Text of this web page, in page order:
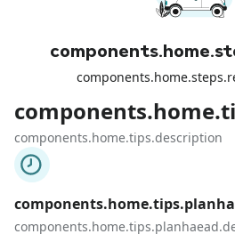
components.home.tips.description